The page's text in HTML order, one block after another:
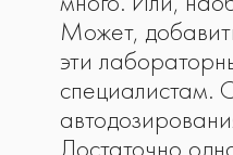
Может,
эти
специалистам.
Достаточно